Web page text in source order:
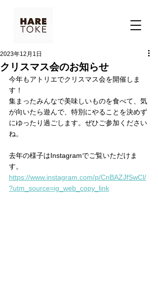
クリスマス会のお知らせ
2023年12月1日
今年もアトリエでクリスマス会を開催しま
す！
集まったみんなで美味しいものを食べて、気
が向いたら遊んで、特別にやることを決めず
にゆったり過ごします。ぜひご参加ください
ね。
去年の様子はInstagramでご覧いただけま
す。
https://www.instagram.com/p/CnBAZJfSwCl/
?utm_source=ig_web_copy_link